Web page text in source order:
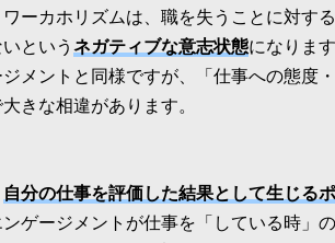
ーカホリズムは、職を失うことに対す
という ネガティブな意志状態になりま
メントと同様ですが、「仕事への態度
きな相違があります。
自分の仕事を評価した結果として生じる
ンゲージメントが仕事を「している時」